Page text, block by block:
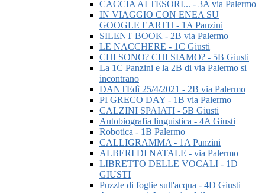
CACCIA AI TESORI... - 3A via Palermo
IN VIAGGIO CON ENEA SU
GOOGLE EARTH - 1A Panzini
SILENT BOOK - 2B via Palermo
LE NACCHERE - 1C Giusti
CHI SONO? CHI SIAMO? - 5B Giusti
La 1C Panzini e la 2B di via Palermo si
incontrano
DANTEdì 25/4/2021 - 2B via Palermo
PI GRECO DAY - 1B via Palermo
CALZINI SPAIATI - 5B Giusti
Autobiografia linguistica - 4A Giusti
Robotica - 1B Palermo
CALLIGRAMMA - 1A Panzini
ALBERI DI NATALE - via Palermo
LIBRETTO DELLE VOCALI - 1D
GIUSTI
Puzzle di foglie sull'acqua - 4D Giusti